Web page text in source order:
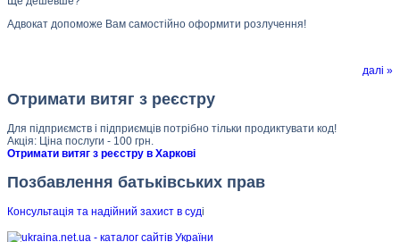
Адвокат допоможе Вам самостійно оформити розлучення!
далі »
Отримати витяг з реєстру
Для підприємств і підприємців потрібно тільки продиктувати код!
Акція: Ціна послуги - 100 грн.
Отримати витяг з реєстру в Харкові
Позбавлення батьківських прав
Консультація та надійний захист в суді